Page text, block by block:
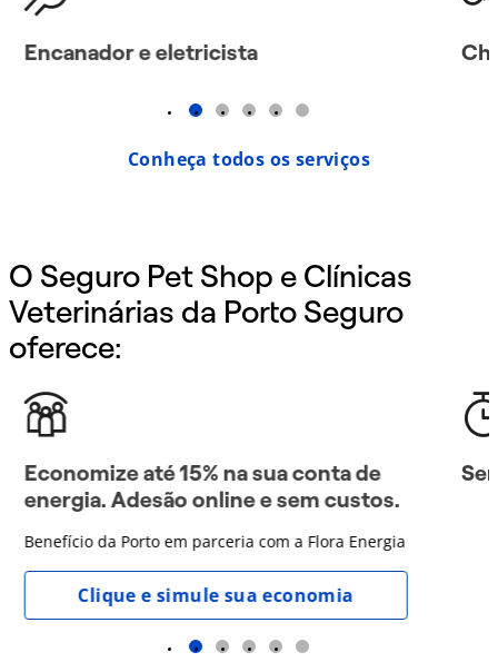
Encanador e eletricista
1 2 3 4 5
Conheça todos os serviços
O Seguro Pet Shop e Clínicas
Veterinárias da Porto Seguro
oferece:
Economize até 15% na sua conta de
energia. Adesão online e sem custos.
Benefício da Porto em parceria com a Flora Energia
Clique e simule sua economia
1 2 3 4 5